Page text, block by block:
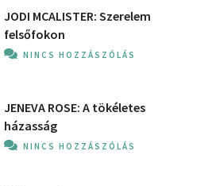
JODI MCALISTER: Szerelem
felsőfokon
NINCS HOZZÁSZÓLÁS
JENEVA ROSE: A ​tökéletes
házasság
NINCS HOZZÁSZÓLÁS